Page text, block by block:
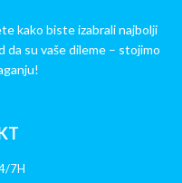
kako biste izabrali najbolji
da su vaše dileme – stojimo
7H